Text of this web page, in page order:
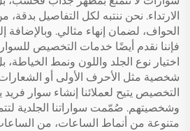
الارتداء. نحن ننتبه لكل التفاصيل
الحواف، لضمان إنهاء مثالي. وبالإضافة
فإننا نقدم أيضًا خدمات التخصيص
اختيار نوع الجلد واللون ونمط
شخصية مثل الأحرف الأولى أو
التخصيص يتيح لعملائنا إنشاء سوار
وشخصيتهم. صُمّمت سواراتنا الجلدية
متنوعة من أنماط الساعات، من